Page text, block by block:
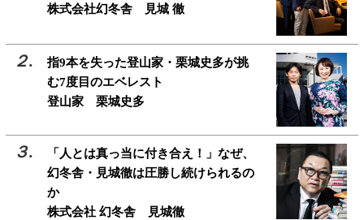
株式会社幻冬舎 見城 徹
指9本を失った登山家・栗城史多が挑
む7度目のエベレスト
登山家 栗城史多
「人とは真っ当に付き合え！」なぜ、
幻冬舎・見城徹は圧勝し続けられるの
か
株式会社 幻冬舎 見城徹